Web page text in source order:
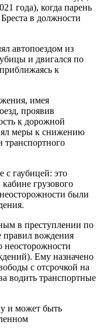
года), когда парень
в должности
автопоездом из
и двигался по
к
имея
проявив
к дорожной
меры к снижению
транспортного
с гаубицей: это
грузового
были
в преступлении по
правил вождения
Ему назначено
с отсрочкой на
водить транспортные
и может быть